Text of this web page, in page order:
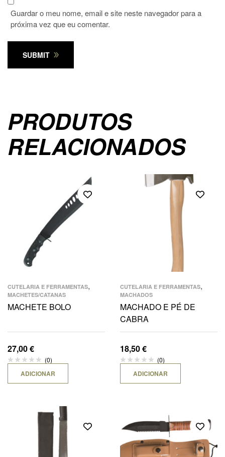
Guardar o meu nome, email e site neste navegador para a
próxima vez que eu comentar.
SUBMIT
PRODUTOS
RELACIONADOS
CUTELARIA E FERRAMENTAS,
MACHETES/CATANAS
MACHETE BOLO
27,00€
(0)
ADICIONAR
CUTELARIA E FERRAMENTAS,
MACHADOS
MACHADO E PÉ DE
CABRA
18,50€
(0)
ADICIONAR